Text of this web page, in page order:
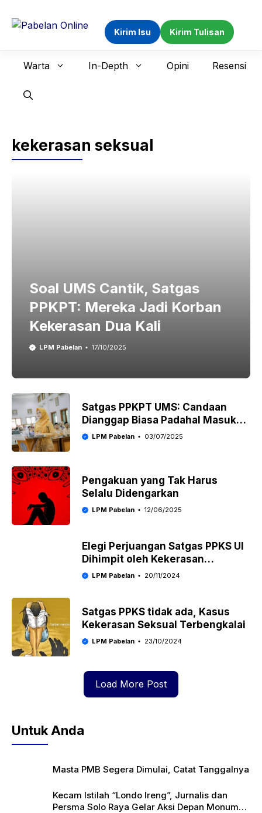
Kirim Isu Kirim Tulisan
Warta In-Depth Opini Resensi
kekerasan seksual
Soal UMS Cantik, Satgas
PPKPT: Mereka Jadi Korban
Kekerasan Dua Kali
LPM Pabelan 17/10/2025
Satgas PPKPT UMS: Candaan
Dianggap Biasa Padahal Masuk
Kategori Kekerasan
LPM Pabelan 03/07/2025
Pengakuan yang Tak Harus
Selalu Didengarkan
LPM Pabelan 12/06/2025
Elegi Perjuangan Satgas PPKS UI
Dihimpit oleh Kekerasan
Struktural
LPM Pabelan 20/11/2024
Satgas PPKS tidak ada, Kasus
Kekerasan Seksual Terbengkalai
LPM Pabelan 23/10/2024
Load More Post
Untuk Anda
Masta PMB Segera Dimulai, Catat Tanggalnya
Kecam Istilah “Londo Ireng”, Jurnalis dan
Persma Solo Raya Gelar Aksi Depan Monumen